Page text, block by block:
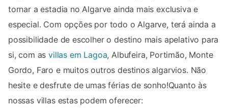
tornar a estadia no Algarve ainda mais exclusiva e
especial. Com opções por todo o Algarve, terá ainda a
possibilidade de escolher o destino mais apelativo para
si, com asvillas em Lagoa, Albufeira, Portimão, Monte
Gordo, Faro e muitos outros destinos algarvios. Não
hesite e desfrute de umas férias de sonho!Quanto às
nossas villas estas podem oferecer: